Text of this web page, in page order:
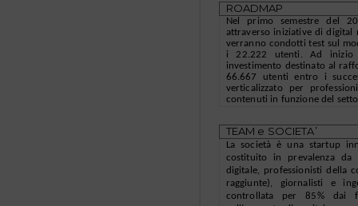
ROADMAP
Nel primo semestre del
attraverso iniziative di digital
verranno condotti test sul
i 22.222 utenti. Ad
investimento destinato al
66.667 utenti entro i
verticalizzato per
contenuti in funzione del
TEAM e SOCIETA’
La società è una startup
costituito in prevalenza da
digitale, professionisti della
raggiunte), giornalisti e
controllata per 85% dai